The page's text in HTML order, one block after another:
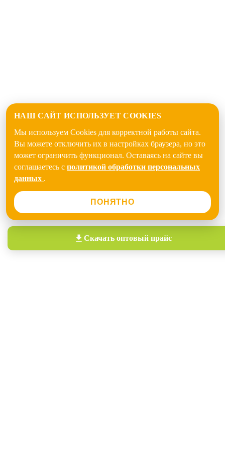
НАШ САЙТ ИСПОЛЬЗУЕТ COOKIES
Мы используем Cookies для корректной работы сайта.
Вы можете отключить их в настройках браузера, но это
может ограничить функционал. Оставаясь на сайте вы
соглашаетесь с политикой обработки персональных
данных .
ПОНЯТНО
Скачать оптовый прайс